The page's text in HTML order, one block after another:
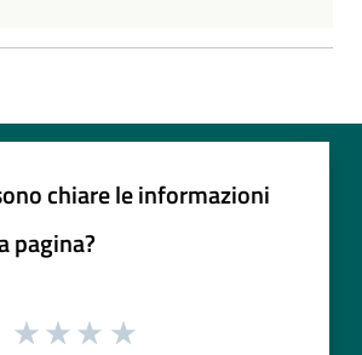
chiare le informazioni
pagina?